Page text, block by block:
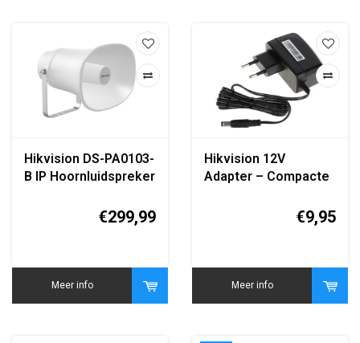
Hikvision DS-PA0103-
B IP Hoornluidspreker
Versterker - IP67 -
€299,99
Meer info
Hikvision 12V
Adapter – Compacte
Stroomadapter voor
Netwerk & LED – 12V
Voeding Lichtgewicht
€9,95
Meer info